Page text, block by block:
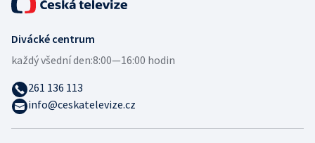
Divácké centrum
každý všední den:8:00—16:00 hodin
261 136 113
info@ceskatelevize.cz